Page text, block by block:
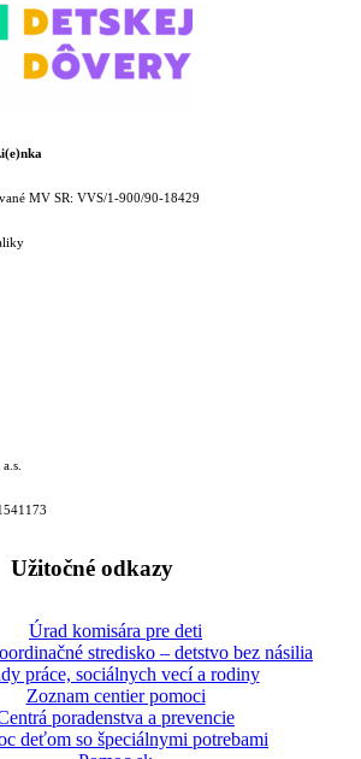
MV SR: VVS/1-900/90-18429
Užitočné odkazy
Úrad komisára pre deti
stredisko – detstvo bez násilia
práce, sociálnych vecí a rodiny
Zoznam centier pomoci
poradenstva a prevencie
deťom so špeciálnymi potrebami